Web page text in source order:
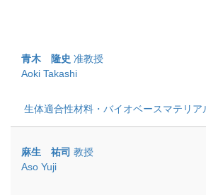
青木 隆史 准教授
Aoki Takashi
生体適合性材料・バイオベースマテリア
麻生 祐司 教授
Aso Yuji